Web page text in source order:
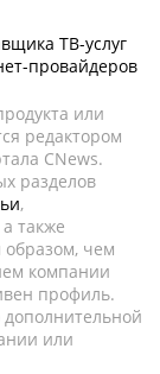
ТВ-услуг
провайдеров
или
редактором
CNews.
разделов
,
также
образом, чем
компании
профиль.
или